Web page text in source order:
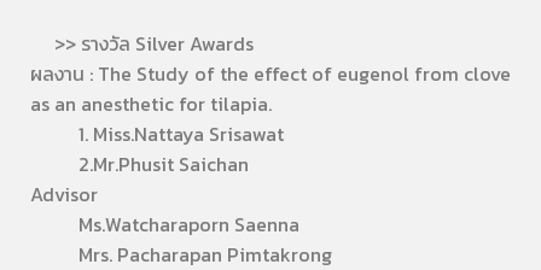
>> รางวัล Silver Awards
ผลงาน : The Study of the effect of eugenol from clove
as an anesthetic for tilapia.
1. Miss.Nattaya Srisawat
2.Mr.Phusit Saichan
Advisor
Ms.Watcharaporn Saenna
Mrs. Pacharapan Pimtakrong